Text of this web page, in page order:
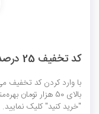
کد تخفیف 25 درصدی ریحون
بالای 50 هزار
"خرید کنید" کلیک نمایید.